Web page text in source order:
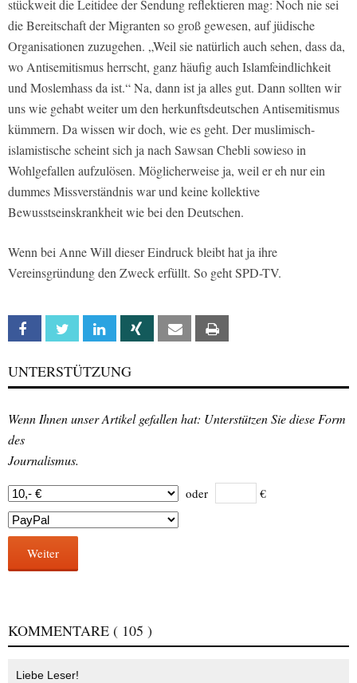
stückweit die Leitidee der Sendung reflektieren mag: Noch nie sei
die Bereitschaft der Migranten so groß gewesen, auf jüdische
Organisationen zuzugehen. „Weil sie natürlich auch sehen, dass da,
wo Antisemitismus herrscht, ganz häufig auch Islamfeindlichkeit
und Moslemhass da ist.“ Na, dann ist ja alles gut. Dann sollten wir
uns wie gehabt weiter um den herkunftsdeutschen Antisemitismus
kümmern. Da wissen wir doch, wie es geht. Der muslimisch-
islamistische scheint sich ja nach Sawsan Chebli sowieso in
Wohlgefallen aufzulösen. Möglicherweise ja, weil er eh nur ein
dummes Missverständnis war und keine kollektive
Bewusstseinskrankheit wie bei den Deutschen.
Wenn bei Anne Will dieser Eindruck bleibt hat ja ihre
Vereinsgründung den Zweck erfüllt. So geht SPD-TV.
Facebook Twitter Linkedin Xing Email
UNTERSTÜTZUNG
Wenn Ihnen unser Artikel gefallen hat: Unterstützen Sie diese Form
des
Journalismus.
oder €
Weiter
KOMMENTARE ( 105 )
Liebe Leser!